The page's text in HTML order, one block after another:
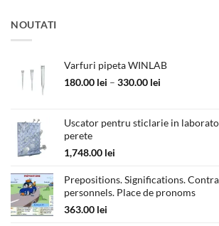
NOUTATI
Varfuri pipeta WINLAB
180.00 lei – 330.00 lei
180.00 lei
Uscator pentru sticlarie in
perete
1,748.00 lei
Prepositions. Significations.
personnels. Place de pronoms
363.00 lei